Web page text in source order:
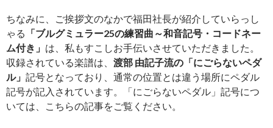
ちなみに、ご挨拶文のなかで福田社長が紹介していらっし
ゃる 「ブルグミュラー25の練習曲～和音記号・コードネー
ム付き」 は、私もすこしお手伝いさせていただきました。
収録されている楽譜は、 渡部 由記子流の「にごらないペダ
ル」 記号となっており、通常の位置とは違う場所にペダル
記号が記入されています。「にごらないペダル」記号につ
いては、こちらの記事をご覧ください。